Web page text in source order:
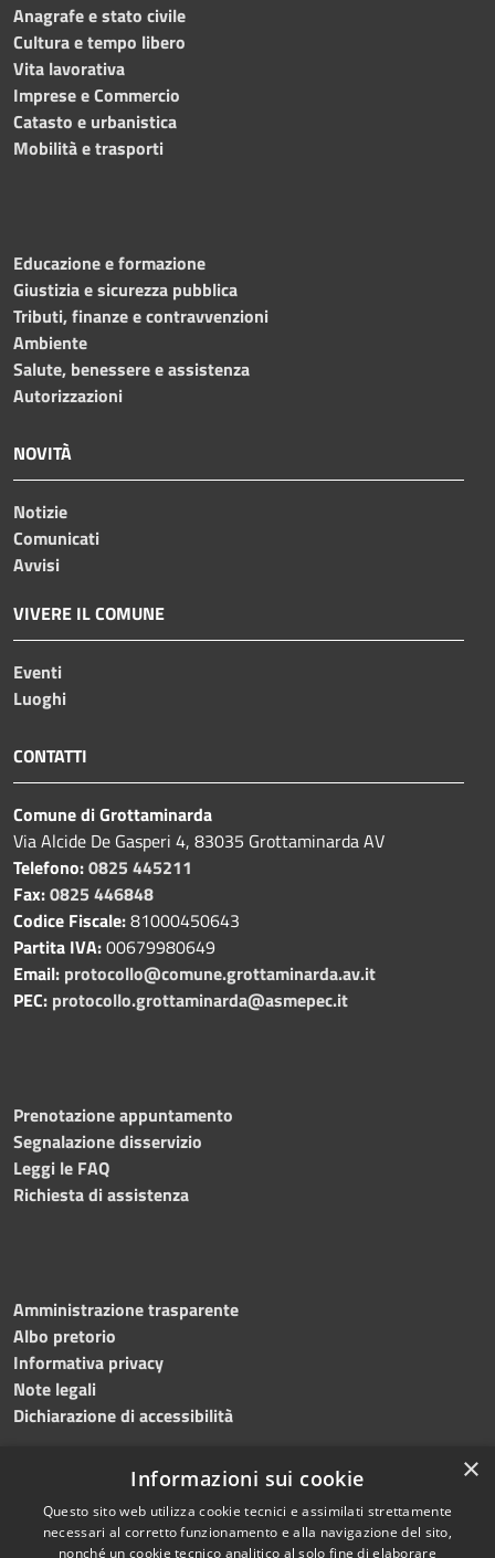
Anagrafe e stato civile
Cultura e tempo libero
Vita lavorativa
Imprese e Commercio
Catasto e urbanistica
Mobilità e trasporti
Educazione e formazione
Giustizia e sicurezza pubblica
Tributi, finanze e contravvenzioni
Ambiente
Salute, benessere e assistenza
Autorizzazioni
NOVITÀ
Notizie
Comunicati
Avvisi
VIVERE IL COMUNE
Eventi
Luoghi
CONTATTI
Comune di Grottaminarda
Via Alcide De Gasperi 4, 83035 Grottaminarda AV
Telefono:0825 445211
Fax:0825 446848
Codice Fiscale:81000450643
Partita IVA:00679980649
Email: protocollo@comune.grottaminarda.av.it
PEC: protocollo.grottaminarda@asmepec.it
Prenotazione appuntamento
Segnalazione disservizio
Leggi le FAQ
Richiesta di assistenza
Amministrazione trasparente
Albo pretorio
Informativa privacy
Note legali
Dichiarazione di accessibilità
RSS
Accessibilità
Copyright © 2024 •
Comune diGrottaminarda
×
Informazioni sui cookie
Questo sito web utilizza cookie tecnici e assimilati strettamente
necessari al corretto funzionamento e alla navigazione del sito,
nonché un cookie tecnico analitico al solo fine di elaborare